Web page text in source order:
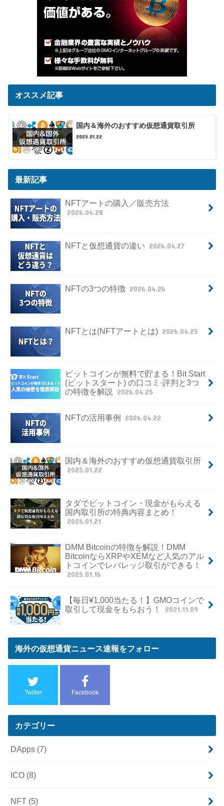
オススメ記事
国内＆海外のおすすめ仮想通貨取引所
2025.01.22
最新記事
NFTアートの購入／販売方法
2026.04.28
NFTと仮想通貨の違い 2026.04.27
NFTの3つの特徴 2026.04.26
NFTとは(NFTアートとは) 2026.04.25
ビットコインが無料で貯まる！Bit Start
(ビットスタート) の口コミ·評判と3つ
の特徴を解説
2026.04.25
NFTの活用事例 2026.04.22
国内＆海外のおすすめ仮想通貨取引所
2025.01.22
タダでビットコイン・現金がもらえる
国内取引所の特典内容まとめ！
2025.01.21
DMM Bitcoinの特徴を解説！DMM
BitcoinならXRPやXEMなど人気のアル
トコインでレバレッジ取引ができる！
2025.01.16
【毎日¥1,000当たる！】GMOコインで
取引して現金をもらおう！
2021.11.09
海外の仮想通貨ニュース速報をフォロー
Twitter Facebook
カテゴリー
DApps (7)
ICO (8)
NFT (5)